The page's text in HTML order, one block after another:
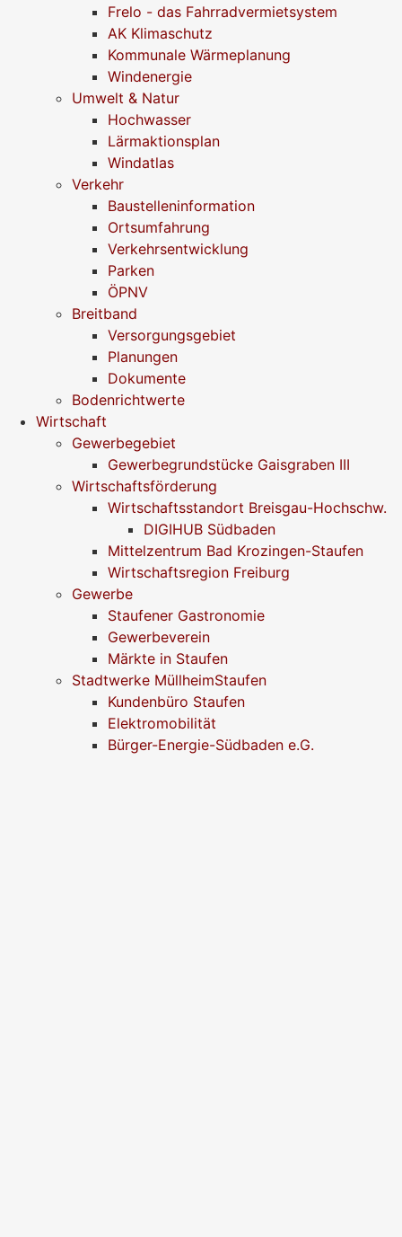
Frelo - das Fahrradvermietsystem
AK Klimaschutz
Kommunale Wärmeplanung
Windenergie
Umwelt & Natur
Hochwasser
Lärmaktionsplan
Windatlas
Verkehr
Baustelleninformation
Ortsumfahrung
Verkehrsentwicklung
Parken
ÖPNV
Breitband
Versorgungsgebiet
Planungen
Dokumente
Bodenrichtwerte
Wirtschaft
Gewerbegebiet
Gewerbegrundstücke Gaisgraben III
Wirtschaftsförderung
Wirtschaftsstandort Breisgau-Hochschw.
DIGIHUB Südbaden
Mittelzentrum Bad Krozingen-Staufen
Wirtschaftsregion Freiburg
Gewerbe
Staufener Gastronomie
Gewerbeverein
Märkte in Staufen
Stadtwerke MüllheimStaufen
Kundenbüro Staufen
Elektromobilität
Bürger-Energie-Südbaden e.G.